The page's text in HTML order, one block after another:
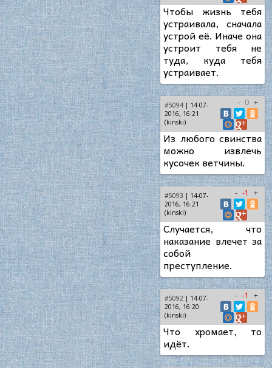
Чтобы жизнь тебя
устраивала, сначала
устрой её. Иначе она
устроит тебя не
туда, куда тебя
устраивает.
#5094 | 14-07-
2016, 16:21
(kinski)
- 0 +
Из любого свинства
можно извлечь
кусочек ветчины.
#5093 | 14-07-
2016, 16:21
(kinski)
- -1 +
Случается, что
наказание влечет за
собой
преступление.
#5092 | 14-07-
2016, 16:20
(kinski)
- -1 +
Что хромает, то
идёт.